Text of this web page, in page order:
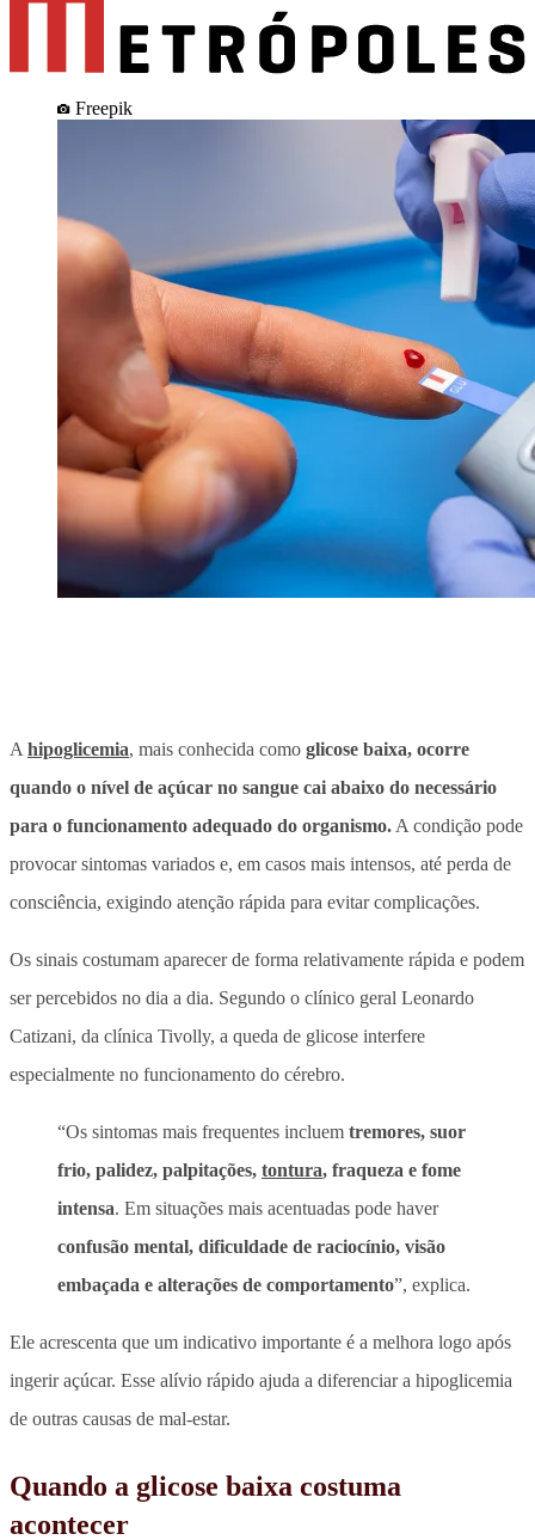
Freepik
A hipoglicemia, mais conhecida como glicose baixa, ocorre
quando o nível de açúcar no sangue cai abaixo do necessário
para o funcionamento adequado do organismo. A condição pode
provocar sintomas variados e, em casos mais intensos, até perda de
consciência, exigindo atenção rápida para evitar complicações.
Os sinais costumam aparecer de forma relativamente rápida e podem
ser percebidos no dia a dia. Segundo o clínico geral Leonardo
Catizani, da clínica Tivolly, a queda de glicose interfere
especialmente no funcionamento do cérebro.
“Os sintomas mais frequentes incluem tremores, suor
frio, palidez, palpitações, tontura, fraqueza e fome
intensa. Em situações mais acentuadas pode haver
confusão mental, dificuldade de raciocínio, visão
embaçada e alterações de comportamento”, explica.
Ele acrescenta que um indicativo importante é a melhora logo após
ingerir açúcar. Esse alívio rápido ajuda a diferenciar a hipoglicemia
de outras causas de mal-estar.
Quando a glicose baixa costuma
acontecer